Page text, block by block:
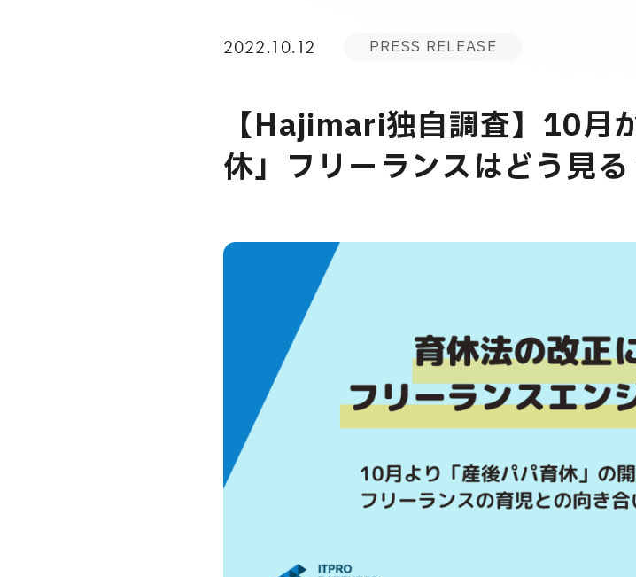
SERVICES
MEMBERS
CAREERS
CONTACT
2022.10.12 PRESS RELEASE
【Hajimari独自調査】10月
休」フリーランスはどう見る